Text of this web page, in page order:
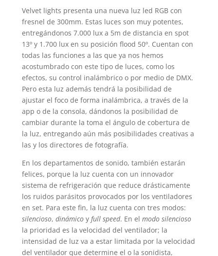
Velvet lights presenta una nueva luz led RGB con
fresnel de 300mm. Estas luces son muy potentes,
entregándonos 7.000 lux a 5m de distancia en spot
13º y 1.700 lux en su posición flood 50º. Cuentan con
todas las funciones a las que ya nos hemos
acostumbrado con este tipo de luces, como los
efectos, su control inalámbrico o por medio de DMX.
Pero esta luz además tendrá la posibilidad de
ajustar el foco de forma inalámbrica, a través de la
app o de la consola, dándonos la posibilidad de
cambiar durante la toma el ángulo de cobertura de
la luz, entregando aún más posibilidades creativas a
las y los directores de fotografía.
En los departamentos de sonido, también estarán
felices, porque la luz cuenta con un innovador
sistema de refrigeración que reduce drásticamente
los ruidos parásitos provocados por los ventiladores
en set. Para este fin, la luz cuenta con tres modos:
silencioso, dinámicoy full speed. En el modo silencioso
la prioridad es la velocidad del ventilador; la
intensidad de luz va a estar limitada por la velocidad
del ventilador que determine el o la sonidista,